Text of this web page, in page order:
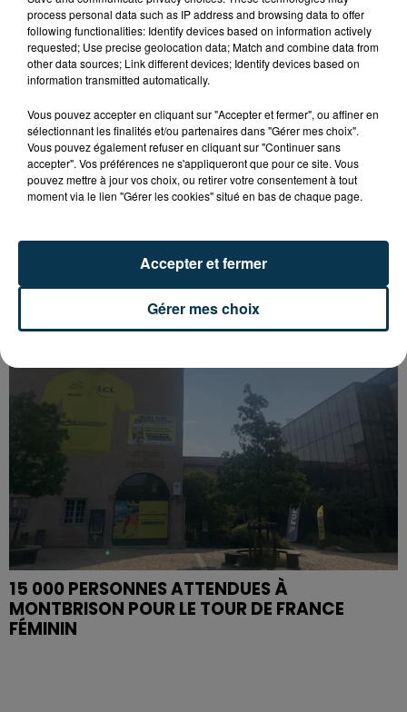
SAINT-ETIENNE : UN ENFANT DÉCÈDE APRÈS
UNE CHUTE DU 8E ÉTAGE
15 000 PERSONNES ATTENDUES À
MONTBRISON POUR LE TOUR DE FRANCE
FÉMININ
process personal data such as IP address and browsing data to offer
following functionalities: Identify devices based on information actively
requested; Use precise geolocation data; Match and combine data from
other data sources; Link different devices; Identify devices based on
information transmitted automatically.
Vous pouvez accepter en cliquant sur "Accepter et fermer", ou affiner en
sélectionnant les finalités et/ou partenaires dans "Gérer mes choix".
Vous pouvez également refuser en cliquant sur "Continuer sans
accepter". Vos préférences ne s'appliqueront que pour ce site. Vous
pouvez mettre à jour vos choix, ou retirer votre consentement à tout
moment via le lien "Gérer les cookies" situé en bas de chaque page.
Gérer mes choix
Accepter et fermer